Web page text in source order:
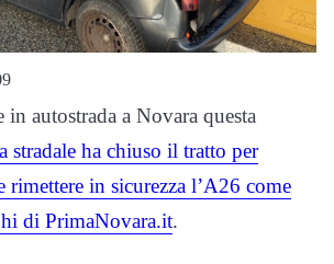
autostrada a Novara questa
stradale ha chiuso il tratto per
rimettere in sicurezza l’A26 come
di PrimaNovara.it.